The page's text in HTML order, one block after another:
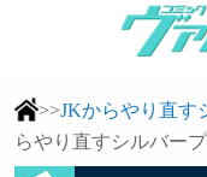
>>JKからやり直
らやり直すシルバー